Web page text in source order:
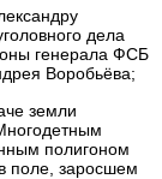
дела
генерала ФСБ
Воробьёва;
земли
полигоном
поле, заросшем